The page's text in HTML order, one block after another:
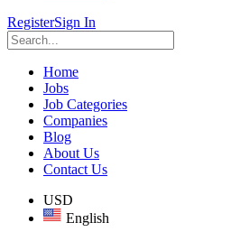
RegisterSign In
Home
Jobs
Job Categories
Companies
Blog
About Us
Contact Us
USD
English